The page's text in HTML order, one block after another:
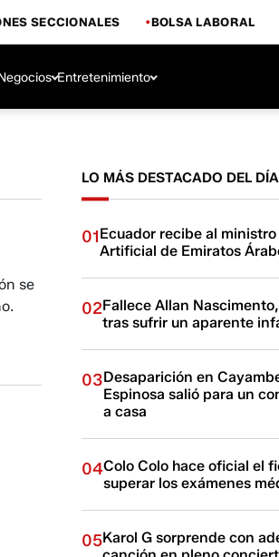
SECCIONALES BOLSA LABORAL
Entretenimiento
se
LO MÁS DESTACADO DEL DÍA
01Ecuador recibe al
Artificial de Emiratos
02Fallece Allan
tras sufrir un aparente
03Desaparición en
Espinosa salió para un
a casa
04Colo Colo hace oficial el
superar los exámenes
05Karol G sorprende con